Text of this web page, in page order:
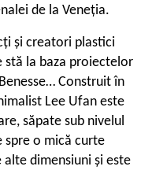
de la Veneția.
și creatori plastici
stă la baza proiectelor
Construit în
Lee Ufan este
săpate sub nivelul
spre o mică curte
dimensiuni și este